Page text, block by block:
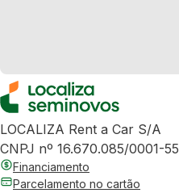
LOCALIZA Rent a Car S/A
CNPJ nº 16.670.085/0001-55
Financiamento
Parcelamento no cartão